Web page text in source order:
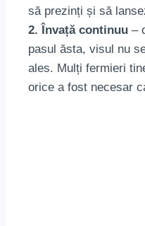
să prezinți și să
2. Învață continuu –
pasul ăsta, visul nu
ales. Mulți fermieri
orice a fost necesar